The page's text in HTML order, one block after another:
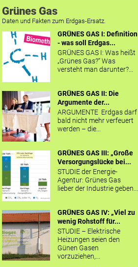
Grünes Gas
Daten und Fakten zum Erdgas-Ersatz.
GRÜNES GAS I: Definition
- was soll Erdgas...
GRÜNES GAS I: Was heißt
„Grünes Gas?“ Was
versteht man darunter?...
GRÜNES GAS II: Die
Argumente der...
ARGUMENTE Erdgas darf
bald nicht mehr verfeuert
werden – die...
GRÜNES GAS III: „Große
Versorgungslücke bei...
STUDIE der Energie-
Agentur: Grünes Gas
lieber der Industrie geben...
GRÜNES GAS IV: „Viel zu
wenig Rohstoff für...
STUDIE – Elektrische
Heizungen seien den
Günen Gasen
vorzuziehen,...